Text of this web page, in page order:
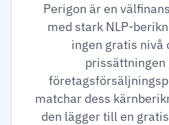
Perigon är en
med stark NLP-
ingen gratis nivå
prissättningen
matchar dess
den lägger till en